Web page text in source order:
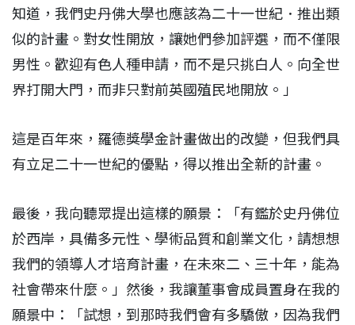
知道，我們史丹佛大學也應該為二十一世紀．推出類
似的計畫。對女性開放，讓她們參加評選，而不僅限
男性。歡迎有色人種申請，而不是只挑白人。向全世
界打開大門，而非只對前英國殖民地開放。」
這是百年來，羅德獎學金計畫做出的改變，但我們具
有立足二十一世紀的優點，得以推出全新的計畫。
最後，我向聽眾提出這樣的願景：「有鑑於史丹佛位
於西岸，具備多元性、學術品質和創業文化，請想想
我們的領導人才培育計畫，在未來二、三十年，能為
社會帶來什麼。」然後，我讓董事會成員置身在我的
願景中：「試想，到那時我們會有多驕傲，因為我們